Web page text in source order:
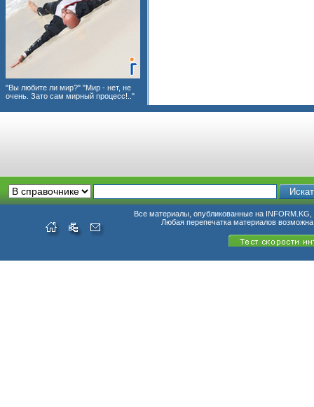
"Вы любите ли мир?" "Мир - нет, не
очень. Зато сам мирный процесс!.."
Все материалы, опубликованные на INFORM.KG,
Любая перепечатка материалов